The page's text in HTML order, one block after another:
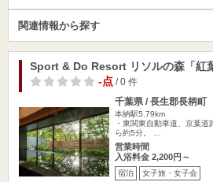
関連情報から探す
Sport & Do Resort リソルの森「紅
-点/ 0 件
千葉県 / 長生郡長柄町
本納駅5.79km
・東関東自動車道、京葉
ら約5分。 …
営業時間
入浴料金 2,200円～
宿泊 女子旅・女子会